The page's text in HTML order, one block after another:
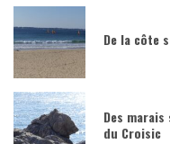
De la côte
Des
du Croisic